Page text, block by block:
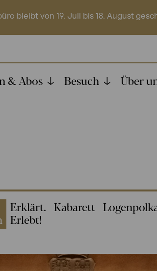
bleibt von 19. Juli bis 18. August
& Abos Besuch Über
Erklärt.
Erlebt!
Kabarett